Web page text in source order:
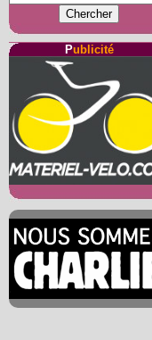
Publicité